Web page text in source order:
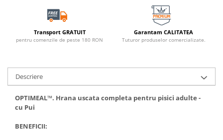
Transport GRATUIT
pentru comenzile de peste 180 RON
Garantam CALITATEA
Tuturor produselor comercializate.
Descriere
OPTIMEAL™. Hrana uscata completa pentru pisici adulte -
cu Pui
BENEFICII: